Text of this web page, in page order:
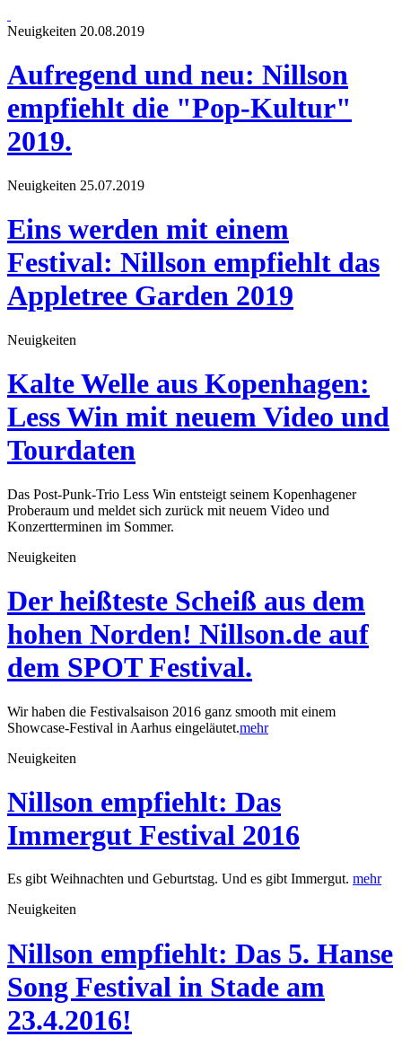
Neuigkeiten 20.08.2019
Aufregend und neu: Nillson
empfiehlt die "Pop-Kultur"
2019.
Neuigkeiten 25.07.2019
Eins werden mit einem
Festival: Nillson empfiehlt das
Appletree Garden 2019
Neuigkeiten
Kalte Welle aus Kopenhagen:
Less Win mit neuem Video und
Tourdaten
Das Post-Punk-Trio Less Win entsteigt seinem Kopenhagener
Proberaum und meldet sich zurück mit neuem Video und
Konzertterminen im Sommer.
Neuigkeiten
Der heißteste Scheiß aus dem
hohen Norden! Nillson.de auf
dem SPOT Festival.
Wir haben die Festivalsaison 2016 ganz smooth mit einem
Showcase-Festival in Aarhus eingeläutet.mehr
Neuigkeiten
Nillson empfiehlt: Das
Immergut Festival 2016
Es gibt Weihnachten und Geburtstag. Und es gibt Immergut. mehr
Neuigkeiten
Nillson empfiehlt: Das 5. Hanse
Song Festival in Stade am
23.4.2016!